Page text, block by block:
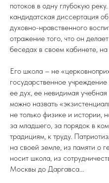
потоков в одну глубокую
кандидатская диссертация
духовно-нравственного
отражение того, что он
беседах в своем кабинете,
Его школа – не
государственное
ее дух, ее невидимая
можно назвать
не только физике и истории,
за младшего, за порядок в
традициям, к труду.
на своей земле, из памяти о
носит школа, из
Москвы до Даргавса...